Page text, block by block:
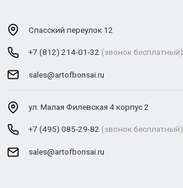
Спасский переулок 12
+7 (812) 214-01-32 (звонок бесплатный)
sales@artofbonsai.ru
ул. Малая Филевская 4 корпус 2
+7 (495) 085-29-82 (звонок бесплатный)
sales@artofbonsai.ru